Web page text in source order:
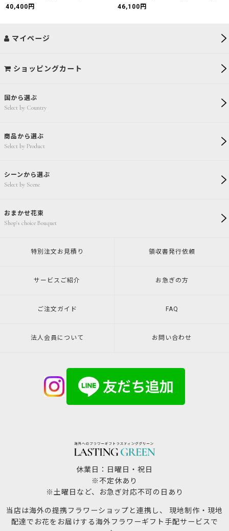
40,400 円
46,100 円
国から選ぶ
Select by Country
商品から選ぶ
Select by Product
シーンから選ぶ
Select by Scene
おまかせ花束
Shop's choice Bouquet
マイページ
ショッピングカート
特別注文 お見積り 領収書発行依頼
サービスご紹介 お急ぎの方
ご注文ガイド FAQ
法人会員について お問い合わせ
休業日：日曜日・祝日
※不定休あり
※土曜日など、お急ぎ対応不可の日あり
当店は海外の提携フラワーショップと連携し、 現地制作・現地
配達でお花をお届けする海外フラワーギフト手配サービスで